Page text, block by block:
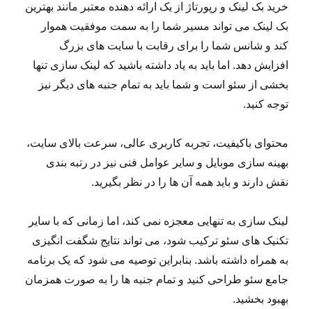
خرید بک لینک و رپورتاژ از یک ارائه دهنده معتبر مانند بهترین
بک لینک می تواند مسیر شما را به سمت موفقیت هموار
کند و شانس شما را برای رقابت با سایت های بزرگ
افزایش دهد. اما باید به یاد داشته باشید که لینک سازی تنها
بخشی از سئو است و شما باید به تمام جنبه های دیگر نیز
توجه کنید.
محتوای باکیفیت، تجربه کاربری عالی، سرعت بالای سایت،
بهینه سازی موبایل و سایر عوامل فنی نیز در رتبه بندی
نقش دارند و باید همه آن ها را در نظر بگیرید.
لینک سازی به تنهایی معجزه نمی کند، اما زمانی که با سایر
تکنیک های سئو ترکیب شود، می تواند نتایج شگفت انگیزی
به همراه داشته باشد. بنابراین توصیه می شود که یک برنامه
جامع سئو طراحی کنید و تمام جنبه ها را به صورت همزمان
بهبود بخشید.